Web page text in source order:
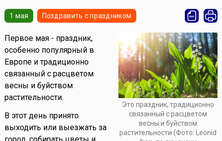
1 мая Поздравить с праздником
Это праздник, традиционно
связанный с расцветом
весны и буйством
растительности (Фото: Leonid
Первое мая - праздник,
особенно популярный в
Европе и традиционно
связанный с расцветом
весны и буйством
растительности.
В этот день принято
выходить или выезжать за